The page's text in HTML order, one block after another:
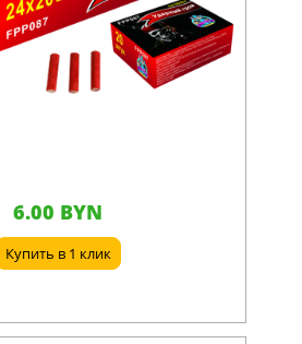
6.00 BYN
Купить в 1 клик